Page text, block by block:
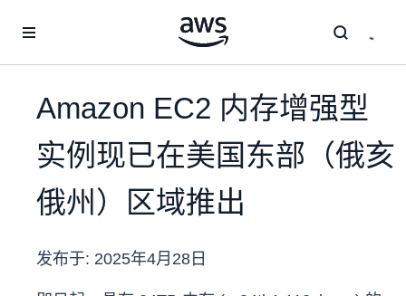
Amazon EC2 内存增强型
实例现已在美国东部（俄亥
俄州）区域推出
发布于: 2025年4月28日